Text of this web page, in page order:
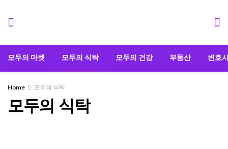
모두의 마켓 모두의 식탁 모두의 건강 부동산 변호
Home 모두의 식탁
모두의 식탁